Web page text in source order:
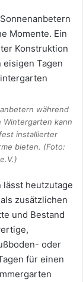
während
Wintergarten kann
installierter
bieten. (Foto:
lässt heutzutage
zusätzlichen
und Bestand
oder
für einen